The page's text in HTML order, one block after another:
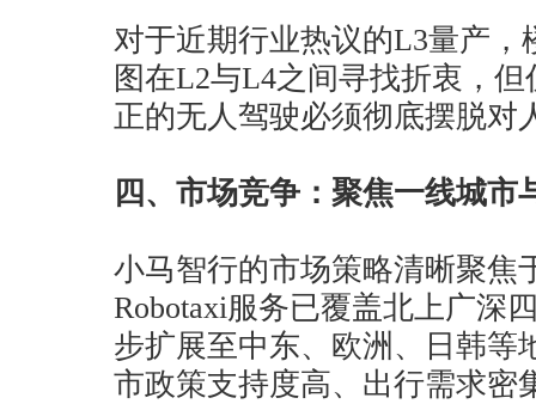
对于近期行业热议的L3量产，
图在L2与L4之间寻找折衷，
正的无人驾驶必须彻底摆脱对
四、市场竞争：聚焦一线城市
小马智行的市场策略清晰聚焦
Robotaxi服务已覆盖北上广深
步扩展至中东、欧洲、日韩等
市政策支持度高、出行需求密